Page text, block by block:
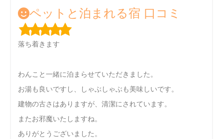
ペットと泊まれる宿 口コミ
落ち着きます
わんこと一緒に泊まらせていただきました。
お湯も良いですし、しゃぶしゃぶも美味しいです。
建物の古さはありますが、清潔にされています。
またお邪魔いたしますね。
ありがとうございました。